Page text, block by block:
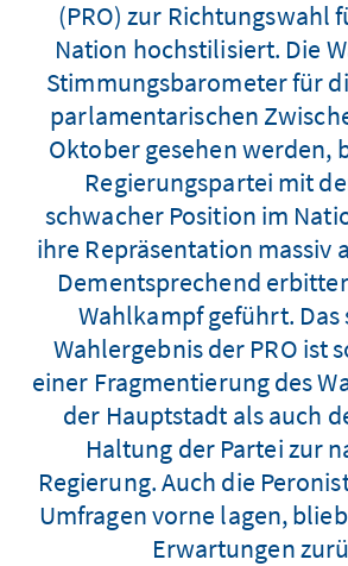
(PRO) zur Richtungswahl
Nation hochstilisiert. Die
Stimmungsbarometer für
parlamentarischen
Oktober gesehen werden,
Regierungspartei mit
schwacher Position im
ihre Repräsentation massiv
Dementsprechend
Wahlkampf geführt. Das
Wahlergebnis der PRO ist
einer Fragmentierung des
der Hauptstadt als auch
Haltung der Partei zur
Regierung. Auch die
Umfragen vorne lagen,
Erwartungen